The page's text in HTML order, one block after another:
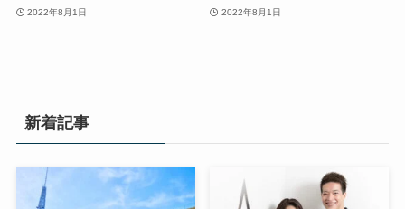
2022年8月1日 2022年8月1日
新着記事